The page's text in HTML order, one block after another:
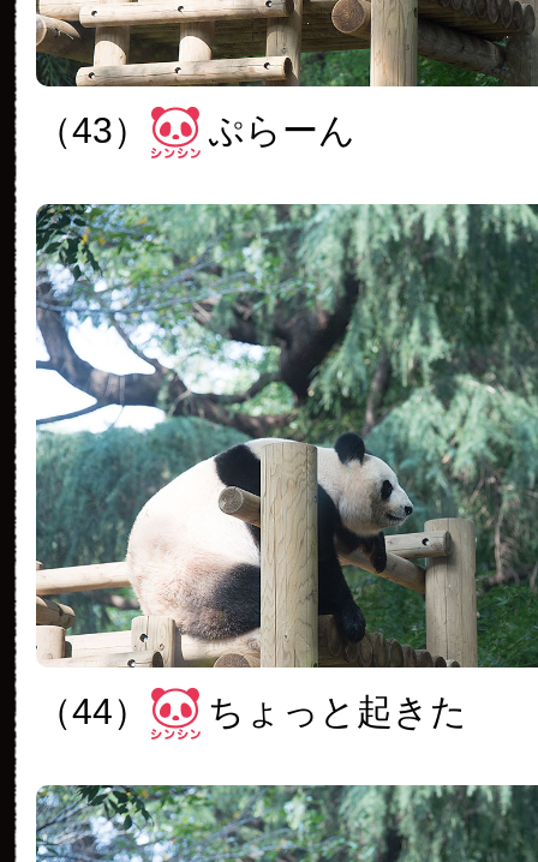
（43） ぷらーん
（44） ちょっと起きた